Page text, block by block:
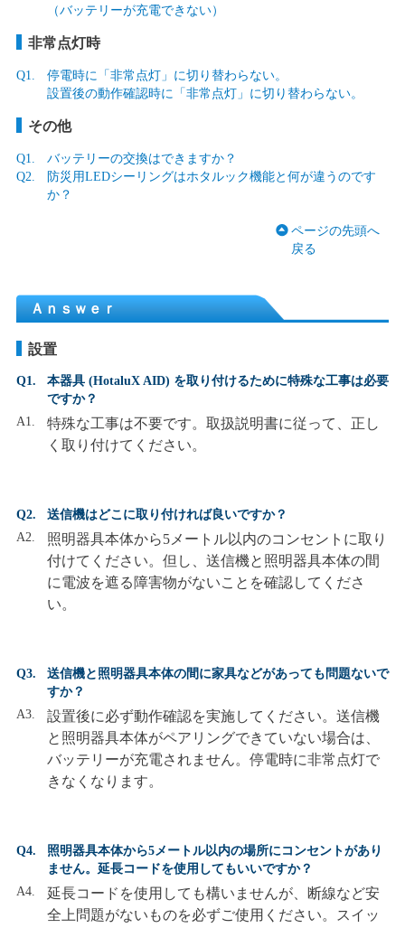
（バッテリーが充電できない）
非常点灯時
Q1.
停電時に「非常点灯」に切り替わらない。
設置後の動作確認時に「非常点灯」に切り替わらない。
その他
Q1.
バッテリーの交換はできますか？
Q2.
防災用LEDシーリングはホタルック機能と何が違うのです
か？
ページの先頭へ
戻る
Ａｎｓｗｅｒ
設置
Q1.
本器具 (HotaluX AID) を取り付けるために特殊な工事は必要
ですか？
A1.
特殊な工事は不要です。取扱説明書に従って、正し
く取り付けてください。
Q2.
送信機はどこに取り付ければ良いですか？
A2.
照明器具本体から5メートル以内のコンセントに取り
付けてください。但し、送信機と照明器具本体の間
に電波を遮る障害物がないことを確認してくださ
い。
Q3.
送信機と照明器具本体の間に家具などがあっても問題ないで
すか？
A3.
設置後に必ず動作確認を実施してください。送信機
と照明器具本体がペアリングできていない場合は、
バッテリーが充電されません。停電時に非常点灯で
きなくなります。
Q4.
照明器具本体から5メートル以内の場所にコンセントがあり
ません。延長コードを使用してもいいですか？
A4.
延長コードを使用しても構いませんが、断線など安
全上問題がないものを必ずご使用ください。スイッ